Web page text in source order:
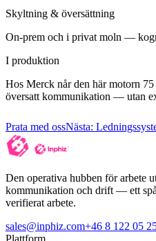
Skyltning & översättning
On-prem och i privat moln —
I produktion
Hos Merck når den här motorn
översatt kommunikation — utan
Prata med ossNästa:
Den operativa hubben för arbete
kommunikation och drift — ett
verifierat arbete.
sales@inphiz.com+46 8 122 05